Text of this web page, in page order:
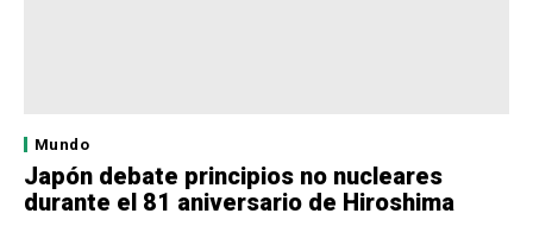
Mundo
Japón debate principios no nucleares
durante el 81 aniversario de Hiroshima